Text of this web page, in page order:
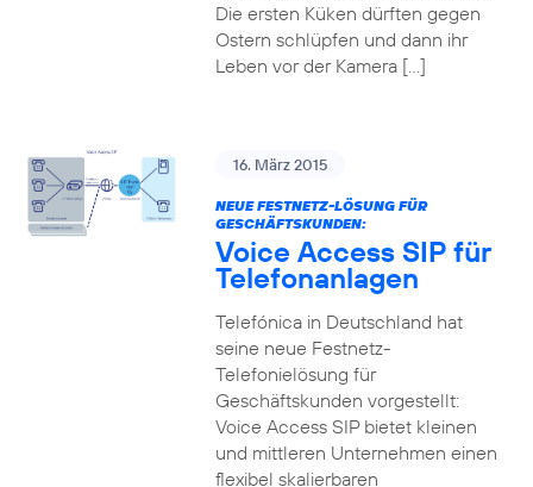
Die ersten Küken dürften gegen
Ostern schlüpfen und dann ihr
Leben vor der Kamera […]
16. März 2015
NEUE FESTNETZ-LÖSUNG FÜR
GESCHÄFTSKUNDEN:
Voice Access SIP für
Telefonanlagen
Telefónica in Deutschland hat
seine neue Festnetz-
Telefonielösung für
Geschäftskunden vorgestellt:
Voice Access SIP bietet kleinen
und mittleren Unternehmen einen
flexibel skalierbaren